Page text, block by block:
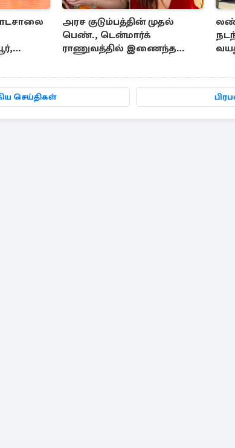
அரச குடும்பத்தின் முதல்
பெண்., டென்மார்க்
ராணுவத்தில் இணைந்த
செய்திகள்